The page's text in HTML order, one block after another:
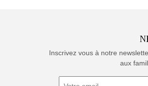
Inscrivez vous à notre
aux